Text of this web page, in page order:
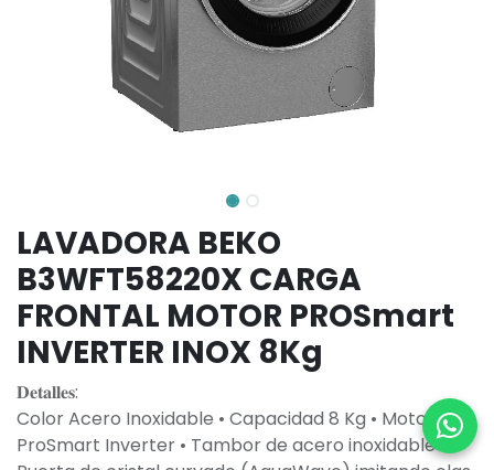
LAVADORA BEKO
B3WFT58220X CARGA
FRONTAL MOTOR PROSmart
INVERTER INOX 8Kg
𝐃𝐞𝐭𝐚𝐥𝐥𝐞𝐬:
Color Acero Inoxidable • Capacidad 8 Kg • Motor
ProSmart Inverter • Tambor de acero inoxidable •